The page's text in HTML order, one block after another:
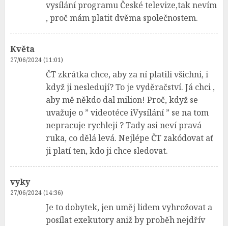
vysílání programu České televize,tak nevím
, proč mám platit dvěma společnostem.
Květa
27/06/2024 (11:01)
ČT zkrátka chce, aby za ní platili všichni, i
když ji nesledují? To je vyděračství. Já chci ,
aby mě někdo dal milion! Proč, když se
uvažuje o ” videotéce iVysílání ” se na tom
nepracuje rychleji ? Tady asi neví pravá
ruka, co dělá levá. Nejlépe ČT zakódovat ať
ji platí ten, kdo ji chce sledovat.
vyky
27/06/2024 (14:36)
Je to dobytek, jen uměj lidem vyhrožovat a
posílat exekutory aniž by proběh nejdřív